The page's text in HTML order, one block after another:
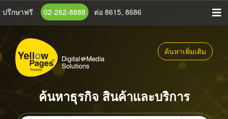
ข้าม
เนื้อหา
หลัก
ปรึกษาฟรี 02-262-8888 ต่อ 8615, 8686
ค้นหาเพิ่มเติม
ค้นหาธุรกิจ สินค้าและบริการ